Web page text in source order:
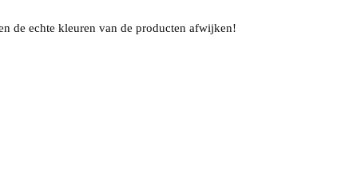
de echte kleuren van de producten afwijken!